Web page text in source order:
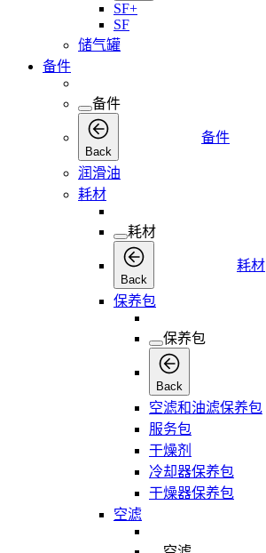
SF+
SF
储气罐
备件
备件
Back
备件
润滑油
耗材
耗材
Back
耗材
保养包
保养包
Back
空滤和油滤保养包
服务包
干燥剂
冷却器保养包
干燥器保养包
空滤